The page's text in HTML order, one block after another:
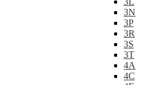
3N
3P
3R
3S
3T
4A
4C